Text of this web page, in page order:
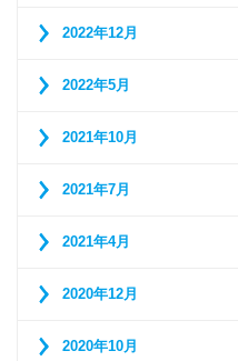
2022年12月
2022年5月
2021年10月
2021年7月
2021年4月
2020年12月
2020年10月